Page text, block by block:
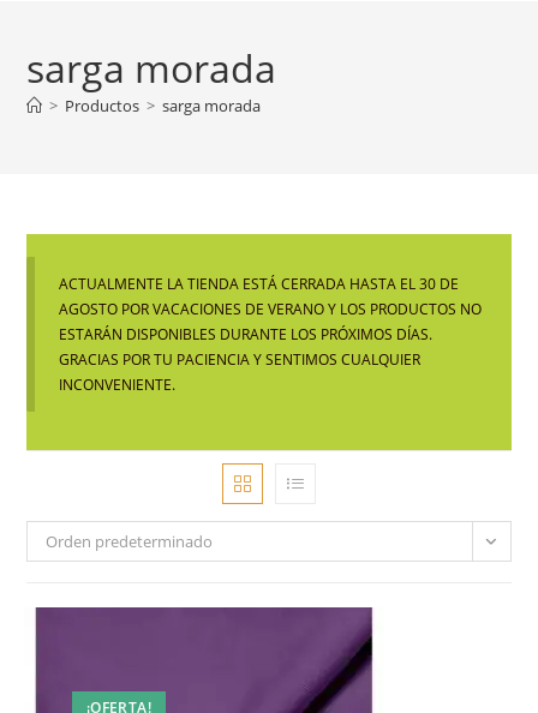
sarga morada
> Productos > sarga morada
ACTUALMENTE LA TIENDA ESTÁ CERRADA HASTA EL 30 DE
AGOSTO POR VACACIONES DE VERANO Y LOS PRODUCTOS NO
ESTARÁN DISPONIBLES DURANTE LOS PRÓXIMOS DÍAS.
GRACIAS POR TU PACIENCIA Y SENTIMOS CUALQUIER
INCONVENIENTE.
Orden predeterminado
¡OFERTA!